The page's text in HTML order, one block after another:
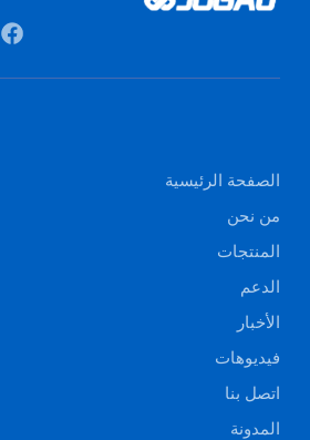
الصفحة الرئيسية
من نحن
المنتجات
الدعم
الأخبار
فيديوهات
اتصل بنا
المدونة